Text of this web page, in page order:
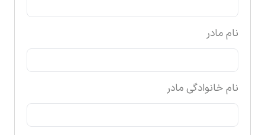
نام مادر
نام خانوادگی مادر